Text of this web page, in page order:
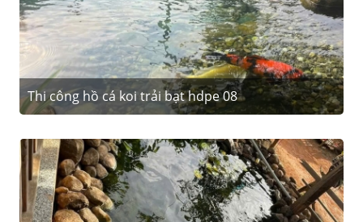
Thi công hồ cá koi trải bạt hdpe 08